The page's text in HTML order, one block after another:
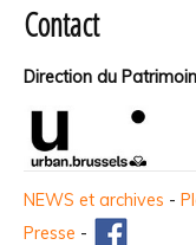
Contact
Direction du
NEWS et archives -
Presse -